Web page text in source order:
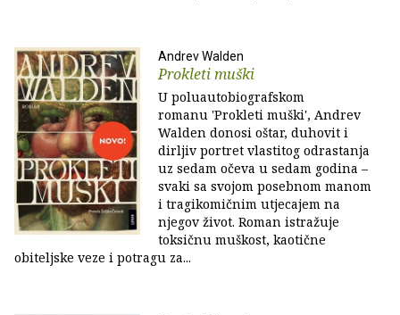
Andrev Walden
Prokleti muški
U poluautobiografskom
romanu 'Prokleti muški', Andrev
Walden donosi oštar, duhovit i
dirljiv portret vlastitog odrastanja
uz sedam očeva u sedam godina –
svaki sa svojom posebnom manom
i tragikomičnim utjecajem na
njegov život. Roman istražuje
toksičnu muškost, kaotične
obiteljske veze i potragu za...